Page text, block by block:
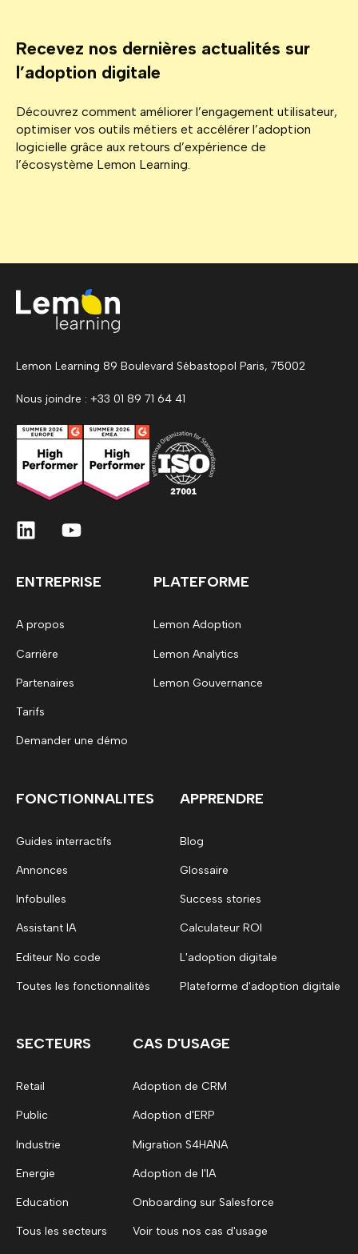
Recevez nos dernières actualités sur
l’adoption digitale
Découvrez comment améliorer l’engagement utilisateur,
optimiser vos outils métiers et accélérer l’adoption
logicielle grâce aux retours d’expérience de
l’écosystème Lemon Learning.
Lemon Learning 89 Boulevard Sébastopol Paris, 75002
Nous joindre : +33 01 89 71 64 41
ENTREPRISE
A propos
Carrière
Partenaires
Tarifs
Demander une démo
PLATEFORME
Lemon Adoption
Lemon Analytics
Lemon Gouvernance
FONCTIONNALITES
Guides interractifs
Annonces
Infobulles
Assistant IA
Editeur No code
Toutes les fonctionnalités
APPRENDRE
Blog
Glossaire
Success stories
Calculateur ROI
L'adoption digitale
Plateforme d'adoption digitale
SECTEURS
Retail
Public
Industrie
Energie
Education
Tous les secteurs
CAS D'USAGE
Adoption de CRM
Adoption d'ERP
Migration S4HANA
Adoption de l'IA
Onboarding sur Salesforce
Voir tous nos cas d'usage